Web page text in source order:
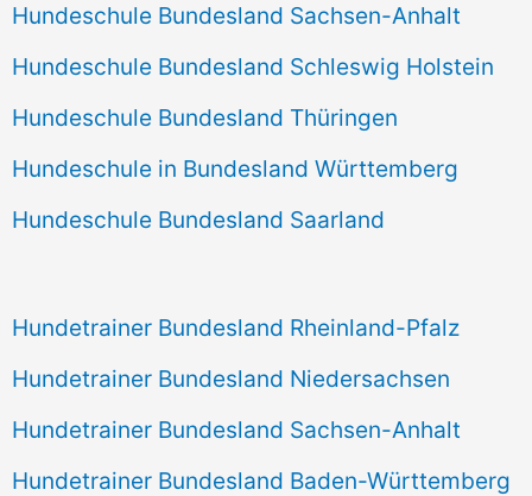
Hundeschule Bundesland Sachsen-Anhalt
Hundeschule Bundesland Schleswig Holstein
Hundeschule Bundesland Thüringen
Hundeschule in Bundesland Württemberg
Hundeschule Bundesland Saarland
Hundetrainer Bundesland Rheinland-Pfalz
Hundetrainer Bundesland Niedersachsen
Hundetrainer Bundesland Sachsen-Anhalt
Hundetrainer Bundesland Baden-Württemberg